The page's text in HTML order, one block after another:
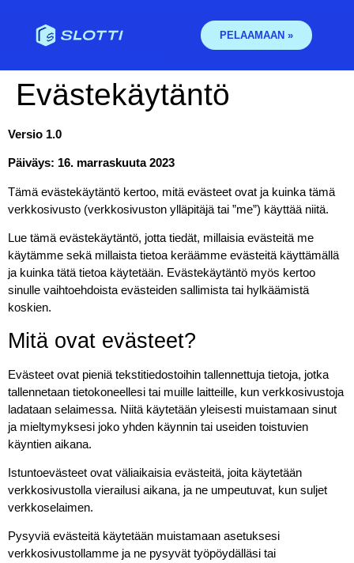
PELAAMAAN »
Eväste­­käytäntö
Versio 1.0
Päiväys: 16. marraskuuta 2023
Tämä evästekäytäntö kertoo, mitä evästeet ovat ja kuinka tämä
verkkosivusto (verkkosivuston ylläpitäjä tai ”me”) käyttää niitä.
Lue tämä evästekäytäntö, jotta tiedät, millaisia evästeitä me
käytämme sekä millaista tietoa keräämme evästeitä käyttämällä
ja kuinka tätä tietoa käytetään. Evästekäytäntö myös kertoo
sinulle vaihtoehdoista evästeiden sallimista tai hylkäämistä
koskien.
Mitä ovat evästeet?
Evästeet ovat pieniä tekstitiedostoihin tallennettuja tietoja, jotka
tallennetaan tietokoneellesi tai muille laitteille, kun verkkosivustoja
ladataan selaimessa. Niitä käytetään yleisesti muistamaan sinut
ja mieltymyksesi joko yhden käynnin tai useiden toistuvien
käyntien aikana.
Istuntoevästeet ovat väliaikaisia evästeitä, joita käytetään
verkkosivustolla vierailusi aikana, ja ne umpeutuvat, kun suljet
verkkoselaimen.
Pysyviä evästeitä käytetään muistamaan asetuksesi
verkkosivustollamme ja ne pysyvät työpöydälläsi tai